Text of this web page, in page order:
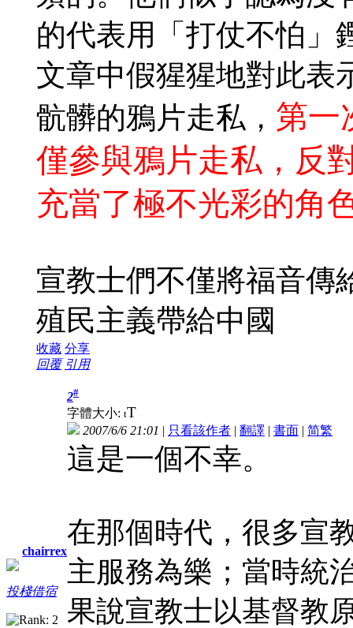
的代表用「打仗不怕」
文章中假猩猩地對此表
骯髒的鴉片走私， 第一
僅參與鴉片走私，反
充當了極不光彩的角
宣教士們不僅將福音傳
殖民主義帶給中國
收藏 分享
回覆 引用
chairrex
投棧借宿
2#
字體大小: tT
2007/6/6 21:01 | 只看該作者 | 翻譯 | 書面 | 简繁
這是一個不幸。
在那個時代，很多宣
主服務為樂；當時統
果說宣教士以基督教